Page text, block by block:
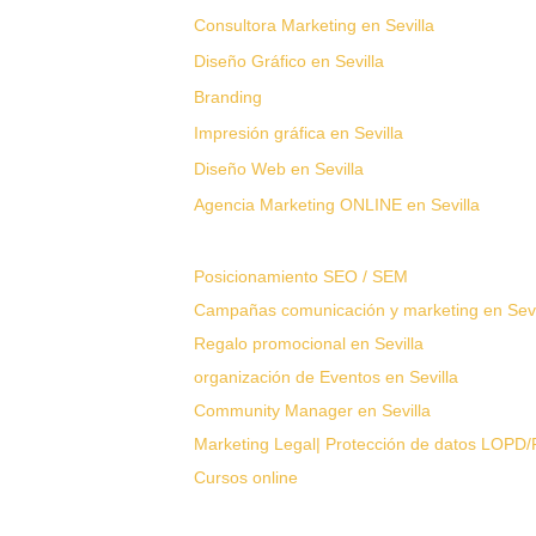
Consultora Marketing en Sevilla
Diseño Gráfico en Sevilla
Branding
Impresión gráfica en Sevilla
Diseño Web en Sevilla
Agencia Marketing ONLINE en Sevilla
Posicionamiento SEO / SEM
Campañas comunicación y marketing en
Regalo promocional en Sevilla
organización de Eventos en Sevilla
Community Manager en Sevilla
Marketing Legal| Protección de datos LOPD/
Cursos online